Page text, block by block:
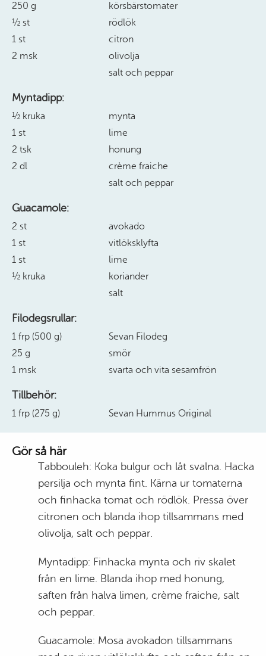
250 g
körsbärstomater
½ st
rödlök
1 st
citron
2 msk
olivolja
salt och peppar
Myntadipp:
½ kruka
mynta
1 st
lime
2 tsk
honung
2 dl
crème fraiche
salt och peppar
Guacamole:
2 st
avokado
1 st
vitlöksklyfta
1 st
lime
½ kruka
koriander
salt
Filodegsrullar:
1 frp (500 g)
Sevan Filodeg
25 g
smör
1 msk
svarta och vita sesamfrön
Tillbehör:
1 frp (275 g) Sevan Hummus Original
Gör så här
Tabbouleh: Koka bulgur och låt svalna. Hacka
persilja och mynta fint. Kärna ur tomaterna
och finhacka tomat och rödlök. Pressa över
citronen och blanda ihop tillsammans med
olivolja, salt och peppar.
Myntadipp: Finhacka mynta och riv skalet
från en lime. Blanda ihop med honung,
saften från halva limen, crème fraiche, salt
och peppar.
Guacamole: Mosa avokadon tillsammans